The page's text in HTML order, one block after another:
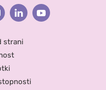
LinkedinYoutube
strani